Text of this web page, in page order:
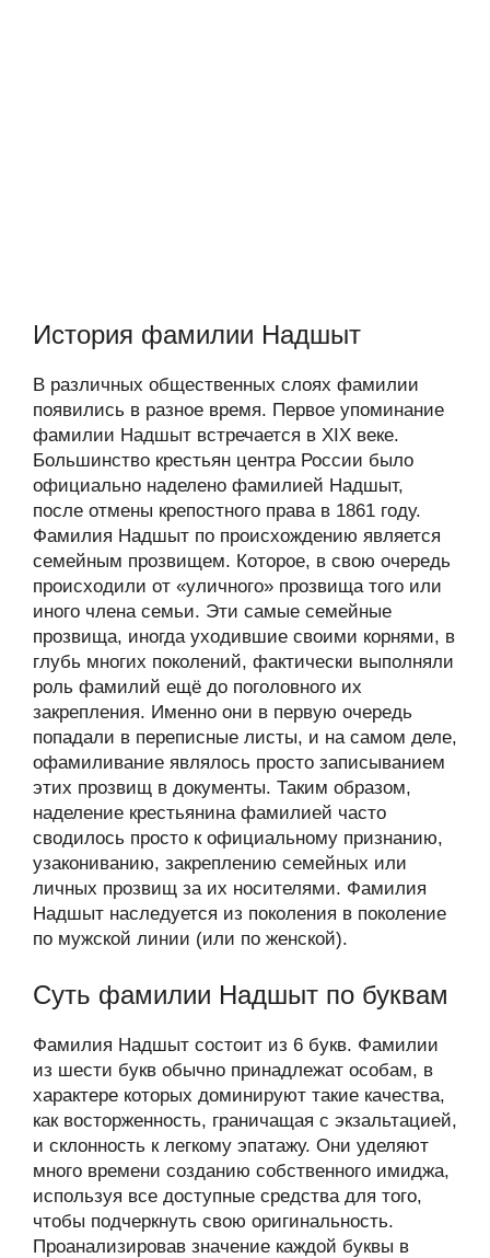
История фамилии Надшыт
В различных общественных слоях фамилии
появились в разное время. Первое упоминание
фамилии Надшыт встречается в XIX веке.
Большинство крестьян центра России было
официально наделено фамилией Надшыт,
после отмены крепостного права в 1861 году.
Фамилия Надшыт по происхождению является
семейным прозвищем. Которое, в свою очередь
происходили от «уличного» прозвища того или
иного члена семьи. Эти самые семейные
прозвища, иногда уходившие своими корнями, в
глубь многих поколений, фактически выполняли
роль фамилий ещё до поголовного их
закрепления. Именно они в первую очередь
попадали в переписные листы, и на самом деле,
офамиливание являлось просто записыванием
этих прозвищ в документы. Таким образом,
наделение крестьянина фамилией часто
сводилось просто к официальному признанию,
узакониванию, закреплению семейных или
личных прозвищ за их носителями. Фамилия
Надшыт наследуется из поколения в поколение
по мужской линии (или по женской).
Суть фамилии Надшыт по буквам
Фамилия Надшыт состоит из 6 букв. Фамилии
из шести букв обычно принадлежат особам, в
характере которых доминируют такие качества,
как восторженность, граничащая с экзальтацией,
и склонность к легкому эпатажу. Они уделяют
много времени созданию собственного имиджа,
используя все доступные средства для того,
чтобы подчеркнуть свою оригинальность.
Проанализировав значение каждой буквы в